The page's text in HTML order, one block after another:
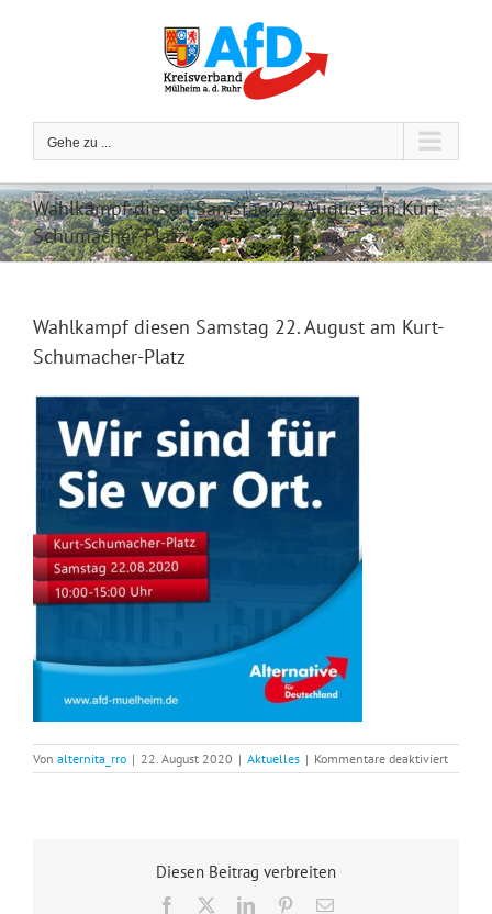
Gehe zu ...
Wahlkampf diesen Samstag 22. August am Kurt-
Schumacher-Platz
Wahlkampf diesen Samstag 22. August am Kurt-
Schumacher-Platz
Von alternita_rro | 22. August 2020 | Aktuelles | Kommentare deaktiviertfür
Diesen Beitrag verbreiten
Facebook LinkedInPinterest
E-